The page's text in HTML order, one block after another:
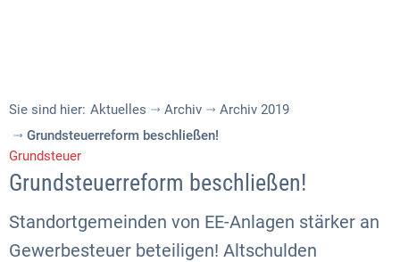
Sie sind hier: Aktuelles Archiv
Archiv 2019
Grundsteuerreform beschließen!
Grundsteuer
Grundsteuerreform beschließen!
Standortgemeinden von EE-Anlagen stärker an
Gewerbesteuer beteiligen! Altschulden